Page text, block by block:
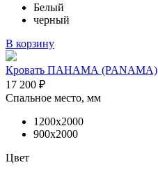
Белый
черный
В корзину
Кровать ПАНАМА (PANAMA)
17 200 ₽
Спальное место, мм
1200х2000
900х2000
Цвет